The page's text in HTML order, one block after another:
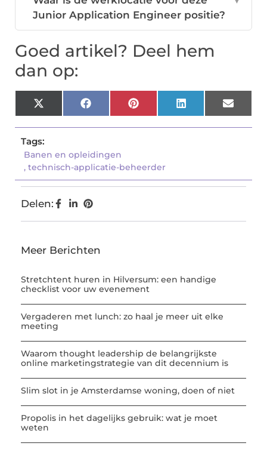
Junior Application Engineer positie?
Goed artikel? Deel hem
dan op:
X
(Twitter)
FacebookPinterestLinkedInEmail
Tags:
Banen en opleidingen
, technisch-applicatie-beheerder
Delen:
Meer Berichten
Stretchtent huren in Hilversum: een handige
checklist voor uw evenement
Vergaderen met lunch: zo haal je meer uit elke
meeting
Waarom thought leadership de belangrijkste
online marketingstrategie van dit decennium is
Slim slot in je Amsterdamse woning, doen of niet
Propolis in het dagelijks gebruik: wat je moet
weten